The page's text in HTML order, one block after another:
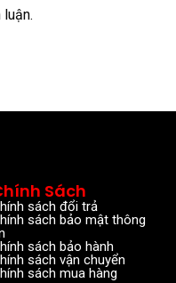
Sách
sách đổi trả
sách bảo mật thông
sách bảo hành
sách vận chuyển
sách mua hàng